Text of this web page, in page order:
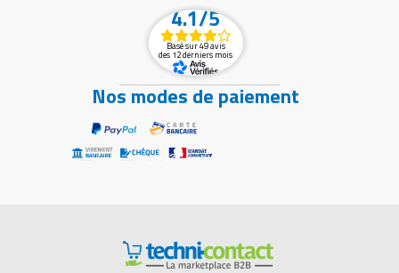
4.1/5
Basé sur 49 avis
des 12 derniers mois
Nos modes de paiement